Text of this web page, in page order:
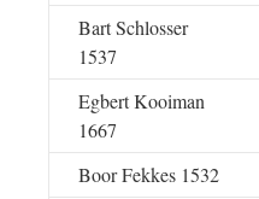
Bart Schlosser
1537
Egbert Kooiman
1667
Boor Fekkes 1532